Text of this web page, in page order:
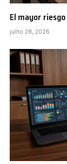
El mayor
julho 28, 2026